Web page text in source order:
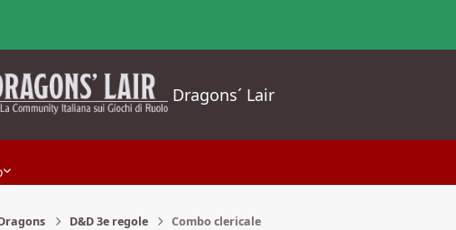
Dragons´ Lair
D&D 3e regole Combo clericale